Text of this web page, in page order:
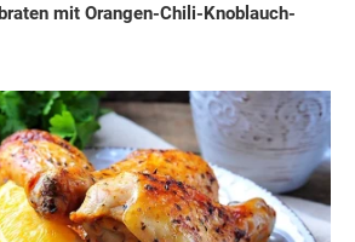
mit Orangen-Chili-Knoblauch-